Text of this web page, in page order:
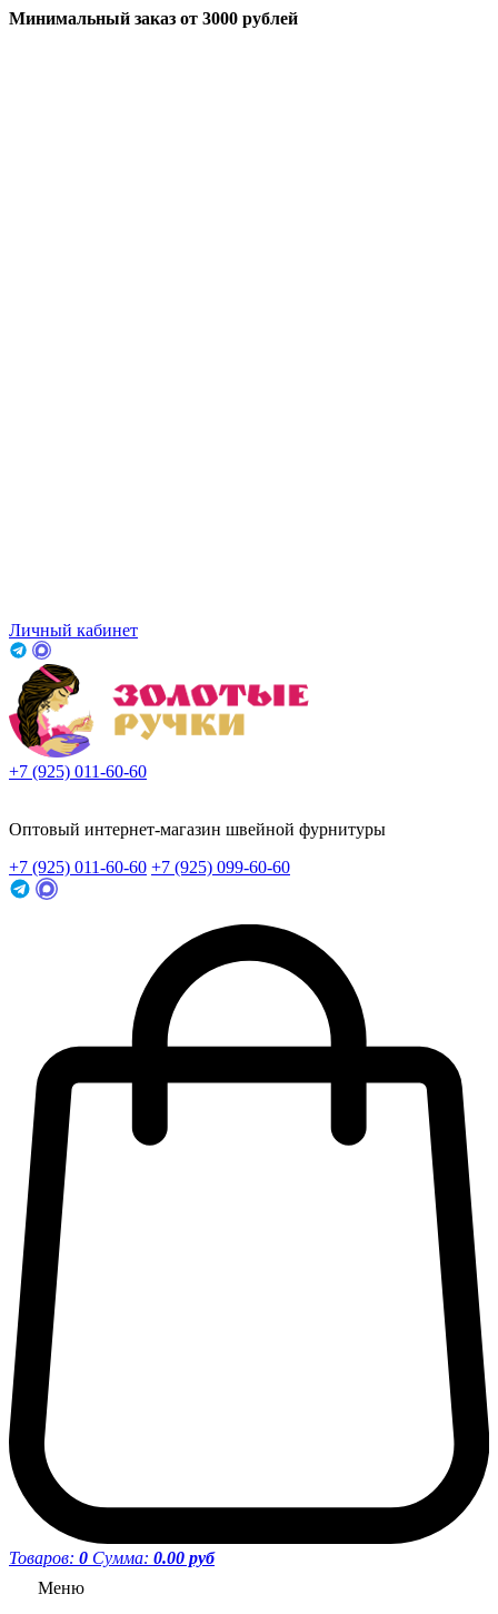
Минимальный заказ от 3000 рублей
Личный кабинет
+7 (925) 011-60-60
Оптовый интернет-магазин швейной фурнитуры
+7 (925) 011-60-60 +7 (925) 099-60-60
Товаров: 0 Сумма: 0.00 руб
Меню